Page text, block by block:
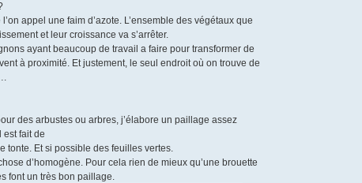
appel une faim d’azote. L’ensemble des végétaux que
et leur croissance va s’arrêter.
ayant beaucoup de travail a faire pour transformer de
à proximité. Et justement, le seul endroit où on trouve de
des arbustes ou arbres, j’élabore un paillage assez
est fait de
tonte. Et si possible des feuilles vertes.
d’homogène. Pour cela rien de mieux qu’une brouette
font un très bon paillage.